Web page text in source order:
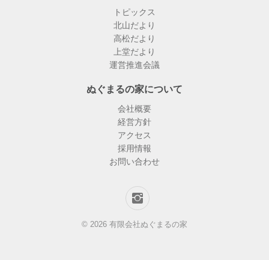
トピックス
北山だより
高松だより
上堂だより
運営推進会議
ぬぐまるの家について
会社概要
経営方針
アクセス
採用情報
お問い合わせ
© 2026 有限会社ぬぐまるの家